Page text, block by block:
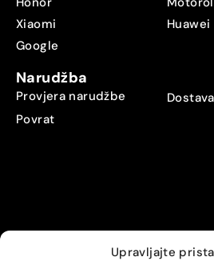
Upravljajte
Xiaomi
Huawei
Google
Narudžba
Provjera narudžbe
Povrat